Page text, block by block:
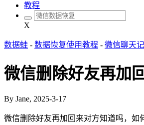
教程
X
数据蛙 - 数据恢复使用教程 - 微信聊天
微信删除好友再加
By Jane, 2025-3-17
微信删除好友再加回来对方知道吗，如